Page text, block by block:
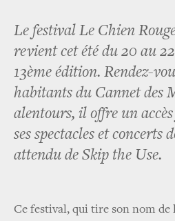
Le festival Le Chien
revient cet été du 20 au
13ème édition. Rendez-
habitants du Cannet des
alentours, il offre un
ses spectacles et concerts
attendu de Skip the Use.
Ce festival, qui tire son nom de